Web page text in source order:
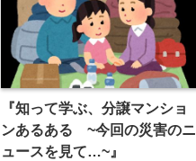
『知って学ぶ、分譲マンショ
ンあるある ~今回の災害のニ
ュースを見て…~』